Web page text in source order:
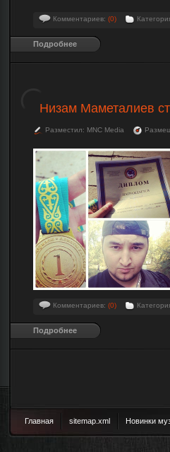
Комментариев: (0)
Подробнее
Низам Маметалиев
Разместил: MNC Media
Комментариев: (0)
Подробнее
Главная sitemap.xml Новинки